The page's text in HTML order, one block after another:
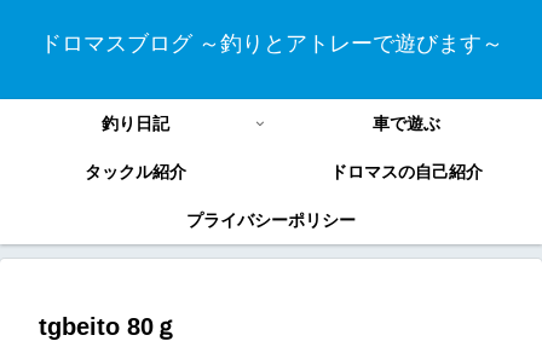
ドロマスブログ ～釣りとアトレーで遊びます～
釣り日記 車で遊ぶ
タックル紹介 ドロマスの自己紹介
プライバシーポリシー
tgbeito 80ｇ